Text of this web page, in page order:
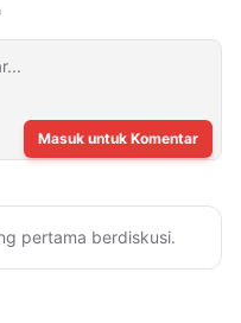
Masuk untuk Komentar
pertama berdiskusi.